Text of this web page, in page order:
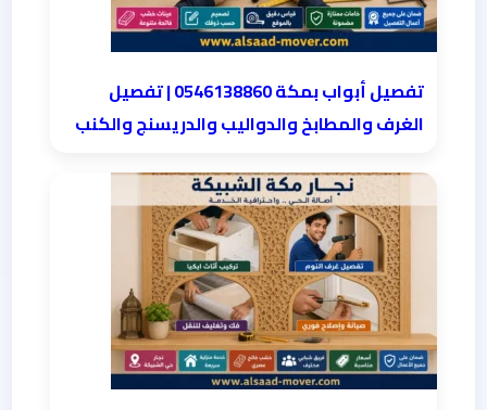
تفصيل أبواب بمكة 0546138860 | تفصيل
الغرف والمطابخ والدواليب والدريسنج والكنب